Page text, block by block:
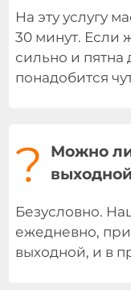
На эту услугу
30 минут. Если
сильно и пятна
понадобится
?
Можно
Безусловно.
ежедневно,
выходной, и в